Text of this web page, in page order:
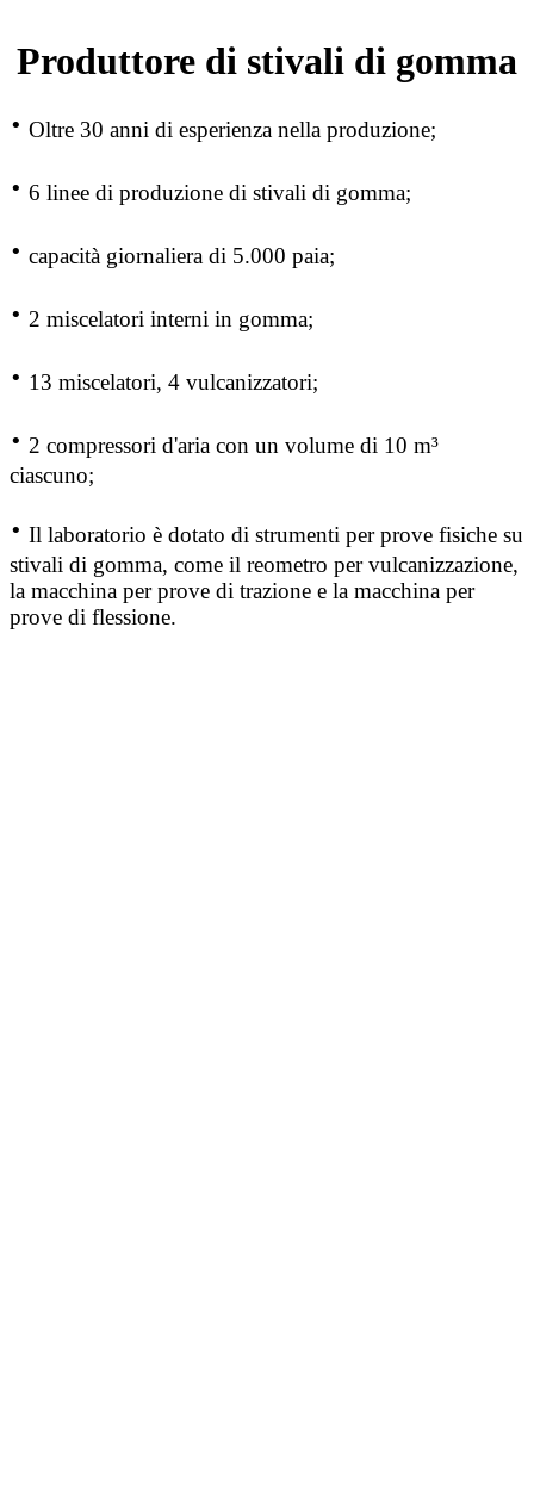
Produttore di stivali di gomma
· Oltre 30 anni di esperienza nella produzione;
· 6 linee di produzione di stivali di gomma;
· capacità giornaliera di 5.000 paia;
· 2 miscelatori interni in gomma;
· 13 miscelatori, 4 vulcanizzatori;
· 2 compressori d'aria con un volume di 10 m³
ciascuno;
· Il laboratorio è dotato di strumenti per prove fisiche su
stivali di gomma, come il reometro per vulcanizzazione,
la macchina per prove di trazione e la macchina per
prove di flessione.